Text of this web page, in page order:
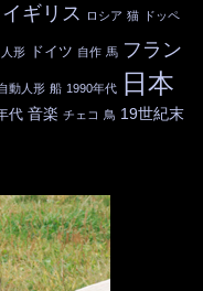
イギリス ロシア 猫 ドッペ
人形 ドイツ 自作 馬 フラン
動人形 船 1990年代 日本
代 音楽 チェコ 鳥 19世紀末